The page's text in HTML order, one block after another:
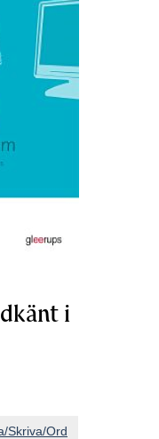
i
Skriva/Ord